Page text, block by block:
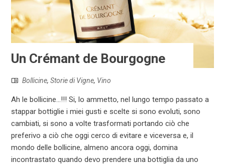
Un Crémant de Bourgogne
Bollicine,Storie di Vigne, Vino
Ah le bollicine...!!! Si, lo ammetto, nel lungo tempo passato a
stappar bottiglie i miei gusti e scelte si sono evoluti, sono
cambiati, si sono a volte trasformati portando ciò che
preferivo a ciò che oggi cerco di evitare e viceversa e, il
mondo delle bollicine, almeno ancora oggi, domina
incontrastato quando devo prendere una bottiglia da uno